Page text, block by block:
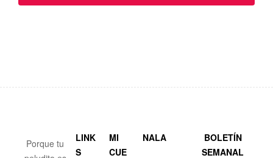
Porque tu
LINK
S
MI
CUE
NALA
BOLETÍN
SEMANAL